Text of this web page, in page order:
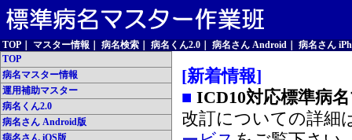
TOP マスター情報 病名検索 病名くん2.0 病名さん Android
病名さん
TOP
病名マスター情報
運用補助マスター
病名くん2.0
病名さん Android版
病名さん iOS版
[新着情報]
■ ICD10対応標準病
改訂についての詳細